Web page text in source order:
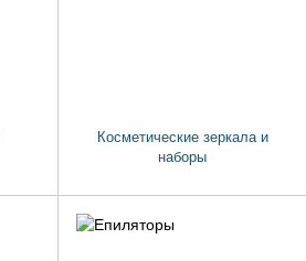
Косметические зеркала и
наборы